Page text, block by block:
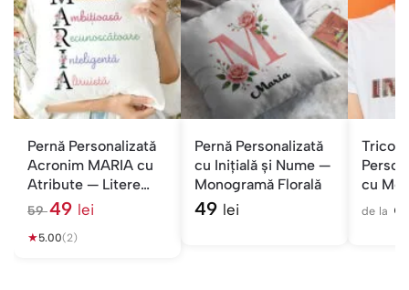
Pernă Personalizată
Acronim MARIA cu
Atribute — Litere
Florale
59
e
49 lei
★5.00(2)
Pernă Personalizată
cu Inițială și Nume —
Monogramă Florală
49 lei
Tricou
cu
Inginer
de la